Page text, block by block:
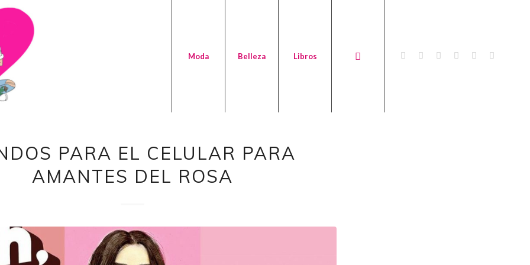
Moda Belleza Libros
PARA EL CELULAR PARA
AMANTES DEL ROSA